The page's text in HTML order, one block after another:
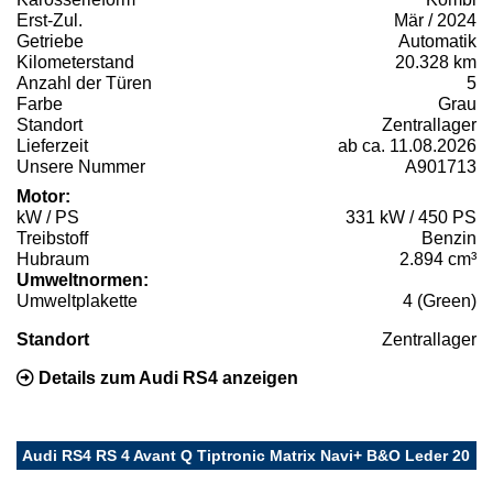
Erst-Zul.
Mär / 2024
Getriebe
Automatik
Kilometerstand
20.328 km
Anzahl der Türen
5
Farbe
Grau
Standort
Zentrallager
Lieferzeit
ab ca. 11.08.2026
Unsere Nummer
A901713
Motor:
kW / PS
331 kW / 450 PS
Treibstoff
Benzin
Hubraum
2.894 cm³
Umweltnormen:
Umweltplakette
4 (Green)
Standort Zentrallager
Details zum Audi RS4 anzeigen
Audi RS4 RS 4 Avant Q Tiptronic Matrix Navi+ B&O Leder 20